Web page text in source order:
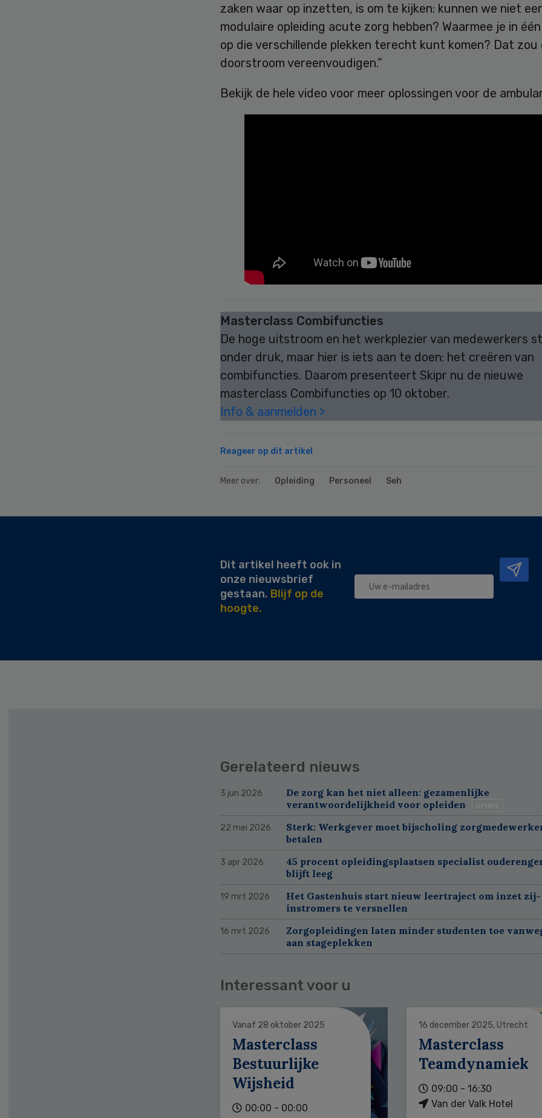
zaken waar op inzetten, is om te kijken: kunnen we niet
modulaire opleiding acute zorg hebben? Waarmee je in
op die verschillende plekken terecht kunt komen? Dat zou
doorstroom vereenvoudigen.”
Bekijk de hele video voor meer oplossingen voor de
Masterclass Combifuncties
De hoge uitstroom en het werkplezier van medewerkers
onder druk, maar hier is iets aan te doen: het creëren van
combifuncties. Daarom presenteert Skipr nu de nieuwe
masterclass Combifuncties op 10 oktober.
Info & aanmelden >
Reageer op dit artikel
Meer over: Opleiding Personeel Seh
Secondary
Dit artikel heeft ook in
onze nieuwsbrief
gestaan. Blijf op de
hoogte.
Gerelateerd nieuws
3 jun 2026
De zorg kan het niet alleen: gezamenlijke
verantwoordelijkheid voor opleiden
22 mei 2026
Sterk: Werkgever moet bijscholing
betalen
3 apr 2026
45 procent opleidingsplaatsen specialist
blijft leeg
19 mrt 2026
Het Gastenhuis start nieuw leertraject om inzet zij-
instromers te versnellen
16 mrt 2026
Zorgopleidingen laten minder studenten toe
aan stageplekken
Interessant voor u
Vanaf 28 oktober 2025
Masterclass
Bestuurlijke
Wijsheid
00:00 - 00:00
16 december 2025, Utrecht
Masterclass
Teamdynamiek
09:00 - 16:30
Van der Valk Hotel